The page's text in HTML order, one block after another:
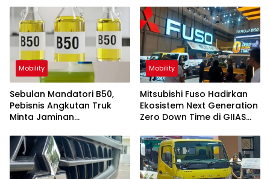
Mobility
Sebulan Mandatori B50,
Pebisnis Angkutan Truk
Minta Jaminan
Mobility
Mitsubishi Fuso Hadirkan
Ekosistem Next Generation
Zero Down Time di GIIAS